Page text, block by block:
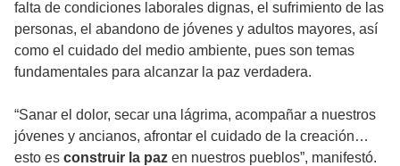
falta de condiciones laborales dignas, el sufrimiento de las
personas, el abandono de jóvenes y adultos mayores, así
como el cuidado del medio ambiente, pues son temas
fundamentales para alcanzar la paz verdadera.
“Sanar el dolor, secar una lágrima, acompañar a nuestros
jóvenes y ancianos, afrontar el cuidado de la creación…
esto es construir la paz en nuestros pueblos”, manifestó.